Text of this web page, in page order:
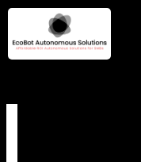
Skip
content